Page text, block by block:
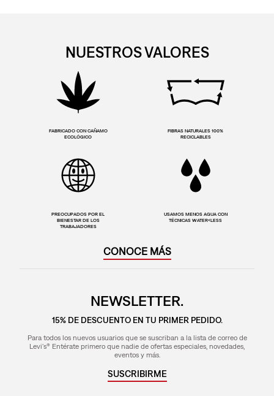
NUESTROS VALORES
FABRICADO CON CAÑAMO
ECOLÓGICO
FIBRAS NATURALES 100%
RECICLABLES
PREOCUPADOS POR EL
BIENESTAR DE LOS
TRABAJADORES
USAMOS MENOS AGUA CON
TÉCNICAS WATER<LESS
CONOCE MÁS
NEWSLETTER.
15% DE DESCUENTO EN TU PRIMER PEDIDO.
Para todos los nuevos usuarios que se suscriban a la lista de correo de
Levi's® Entérate primero que nadie de ofertas especiales, novedades,
eventos y más.
SUSCRIBIRME